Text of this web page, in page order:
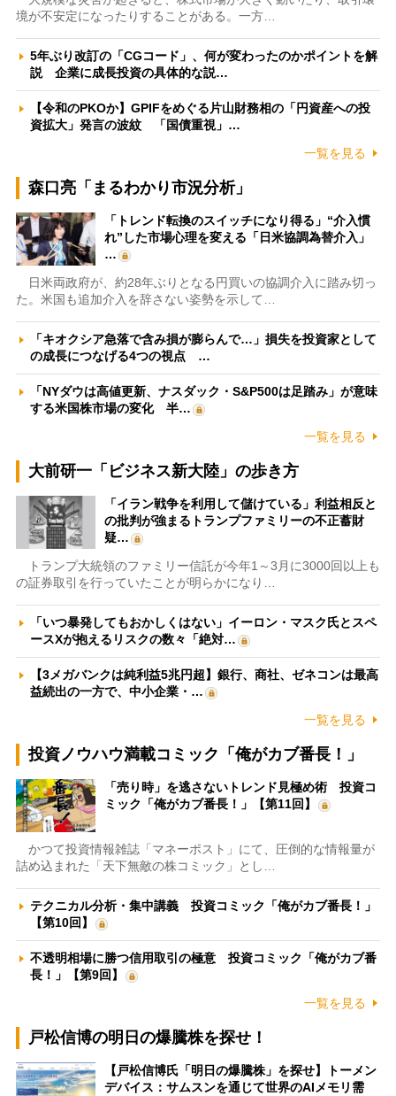
境が不安定になったりすることがある。一方…
5年ぶり改訂の「CGコード」、何が変わったのかポイントを解
説 企業に成長投資の具体的な説…
【令和のPKOか】GPIFをめぐる片山財務相の「円資産への投
資拡大」発言の波紋 「国債重視」…
一覧を見る
森口亮「まるわかり市況分析」
「トレンド転換のスイッチになり得る」“介入慣
れ”した市場心理を変える「日米協調為替介入」
…
日米両政府が、約28年ぶりとなる円買いの協調介入に踏み切っ
た。米国も追加介入を辞さない姿勢を示して…
「キオクシア急落で含み損が膨らんで…」損失を投資家として
の成長につなげる4つの視点 …
「NYダウは高値更新、ナスダック・S&P500は足踏み」が意味
する米国株市場の変化 半…
一覧を見る
大前研一「ビジネス新大陸」の歩き方
「イラン戦争を利用して儲けている」利益相反と
の批判が強まるトランプファミリーの不正蓄財
疑…
トランプ大統領のファミリー信託が今年1～3月に3000回以上も
の証券取引を行っていたことが明らかになり…
「いつ暴発してもおかしくはない」イーロン・マスク氏とスペ
ースXが抱えるリスクの数々「絶対…
【3メガバンクは純利益5兆円超】銀行、商社、ゼネコンは最高
益続出の一方で、中小企業・…
一覧を見る
投資ノウハウ満載コミック「俺がカブ番長！」
「売り時」を逃さないトレンド見極め術 投資コ
ミック「俺がカブ番長！」【第11回】
かつて投資情報雑誌「マネーポスト」にて、圧倒的な情報量が
詰め込まれた「天下無敵の株コミック」とし…
テクニカル分析・集中講義 投資コミック「俺がカブ番長！」
【第10回】
不透明相場に勝つ信用取引の極意 投資コミック「俺がカブ番
長！」【第9回】
一覧を見る
戸松信博の明日の爆騰株を探せ！
【戸松信博氏「明日の爆騰株」を探せ】トーメン
デバイス：サムスンを通じて世界のAIメモリ需